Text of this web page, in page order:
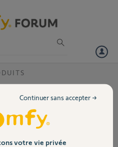
,motoriser mes volets roulant .
ouvrir mes portes de garage ,le
chez moi ou a l'autre bout
votre vie privée
Continuer sans accepter →